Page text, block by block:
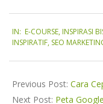
09-
IN: E-COURSE, INSPIRASI
INSPIRATIF, SEO
Previous Post: Cara
Next Post: Peta